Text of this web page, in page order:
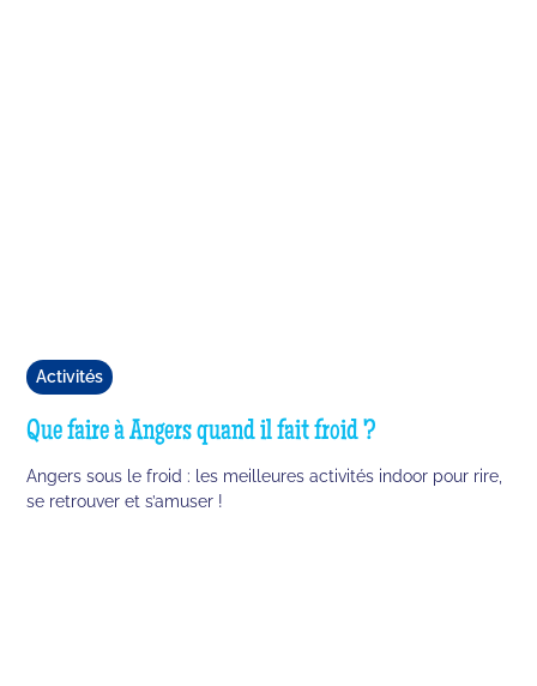
Activités
Que faire à Angers quand il fait froid ?
Angers sous le froid : les meilleures activités indoor pour rire,
se retrouver et s’amuser !